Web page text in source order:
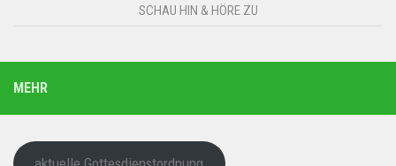
SCHAU HIN & HÖRE ZU
MEHR